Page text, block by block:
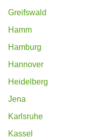
Greifswald
Hamm
Hamburg
Hannover
Heidelberg
Jena
Karlsruhe
Kassel